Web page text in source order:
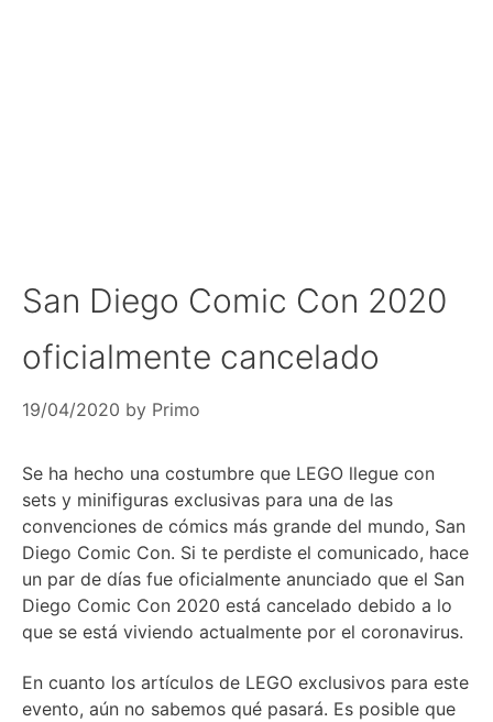
San Diego Comic Con 2020
oficialmente cancelado
19/04/2020 by Primo
Se ha hecho una costumbre que LEGO llegue con
sets y minifiguras exclusivas para una de las
convenciones de cómics más grande del mundo, San
Diego Comic Con. Si te perdiste el comunicado, hace
un par de días fue oficialmente anunciado que el San
Diego Comic Con 2020 está cancelado debido a lo
que se está viviendo actualmente por el coronavirus.
En cuanto los artículos de LEGO exclusivos para este
evento, aún no sabemos qué pasará. Es posible que